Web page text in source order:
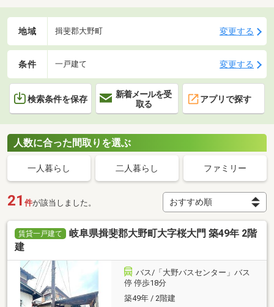
します。
地域 揖斐郡大野町 変更する
条件 一戸建て 変更する
検索条件を保存
新着メールを受
取る
アプリで探す
人数に合った間取りを選ぶ
一人暮らし 二人暮らし ファミリー
21 件が該当しました。
賃貸一戸建て
岐阜県揖斐郡大野町大字桜大門 築49年 2階
建
バス/「大野バスセンター」バス
停 停歩18分
築49年 / 2階建